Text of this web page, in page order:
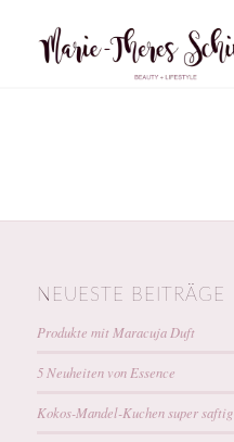
NEUESTE BEITRÄGE
Produkte mit Maracuja Duft
5 Neuheiten von Essence
Kokos-Mandel-Kuchen super saftig